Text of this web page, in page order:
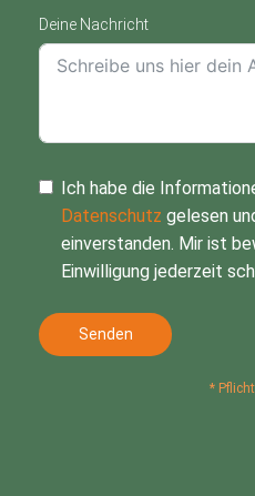
Deine Nachricht
Ich habe die
Datenschutz gelesen
einverstanden. Mir ist
Einwilligung jederzeit
Senden
*